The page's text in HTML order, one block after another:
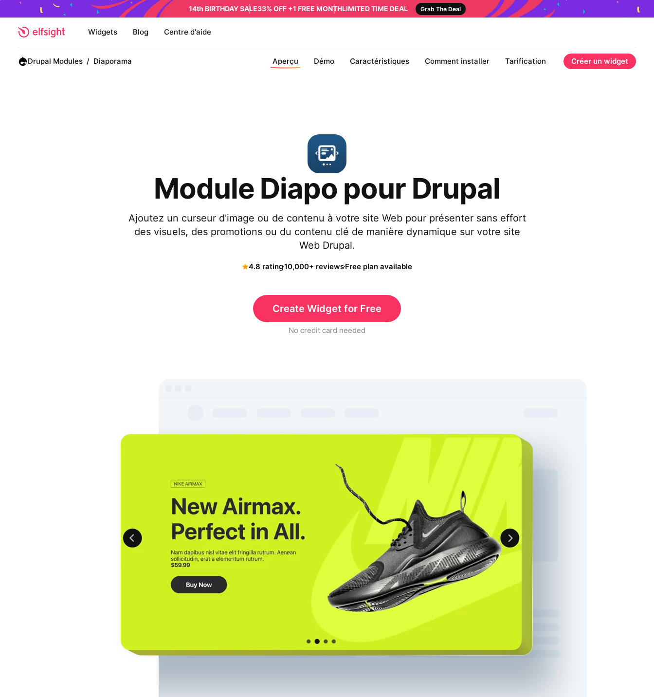
14th BIRTHDAY SALE33% OFF +1 FREE MONTHLIMITED TIME DEAL Grab The Deal
Widgets Blog Centre d'aide
Drupal Modules / Diaporama Aperçu Démo Caractéristiques Comment installer Tarification Créer un widget
Module Diapo pour Drupal
Ajoutez un curseur d'image ou de contenu à votre site Web pour présenter sans effort
des visuels, des promotions ou du contenu clé de manière dynamique sur votre site
Web Drupal.
4.8 rating10,000+ reviewsFree plan available
Create Widget for Free
No credit card needed